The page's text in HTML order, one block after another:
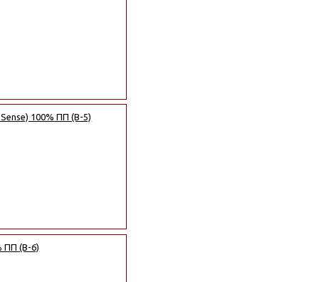
100% ПП (B-5)
ПП (B-6)